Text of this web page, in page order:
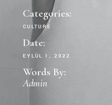
Categories:
CULTURE
Date:
EYLÜL 1, 2022
Words By:
Admin